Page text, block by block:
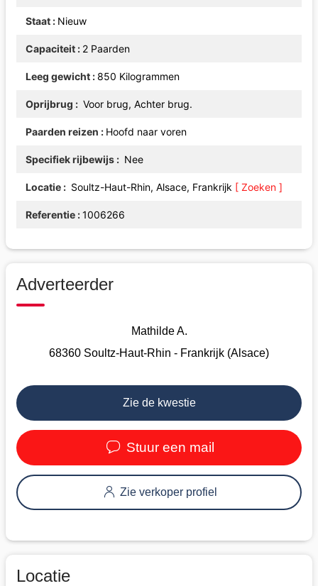
Staat Nieuw
Capaciteit 2 Paarden
Leeg gewicht 850 Kilogrammen
Oprijbrug Voor brug, Achter brug.
Paarden reizen Hoofd naar voren
Specifiek rijbewijs Nee
Locatie Soultz-Haut-Rhin, Alsace, Frankrijk [ Zoeken ]
Referentie 1006266
Adverteerder
Mathilde A.
68360 Soultz-Haut-Rhin - Frankrijk (Alsace)
Zie de kwestie
Stuur een mail
Zie verkoper profiel
Locatie